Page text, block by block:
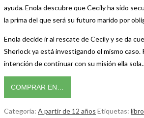
ayuda. Enola descubre que Cecily ha sido
la prima del que será su futuro marido por
Enola decide ir al rescate de Cecily y se da
Sherlock ya está investigando el mismo caso.
intención de continuar con su misión ella
COMPRAR EN…
Categoría: A partir de 12 años Etiquetas: